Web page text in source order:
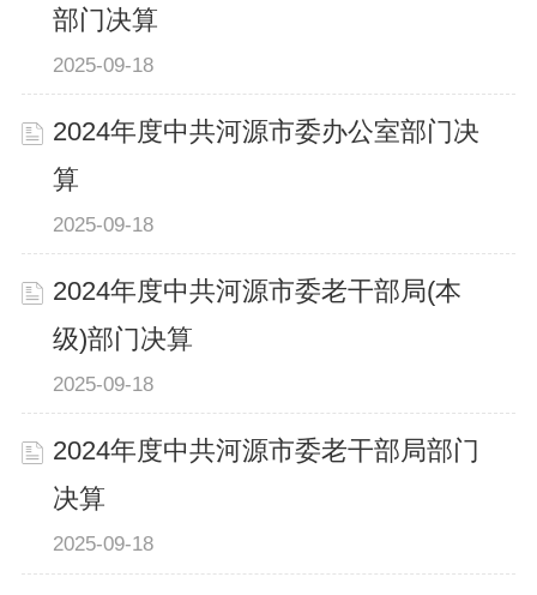
部门决算
2025-09-18
2024年度中共河源市委办公室部门决
算
2025-09-18
2024年度中共河源市委老干部局(本
级)部门决算
2025-09-18
2024年度中共河源市委老干部局部门
决算
2025-09-18